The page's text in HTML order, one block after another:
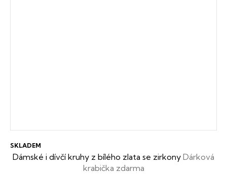
Dámské i dívčí kruhy z bílého zlata se zirkony Dárková
krabička zdarma
SKLADEM